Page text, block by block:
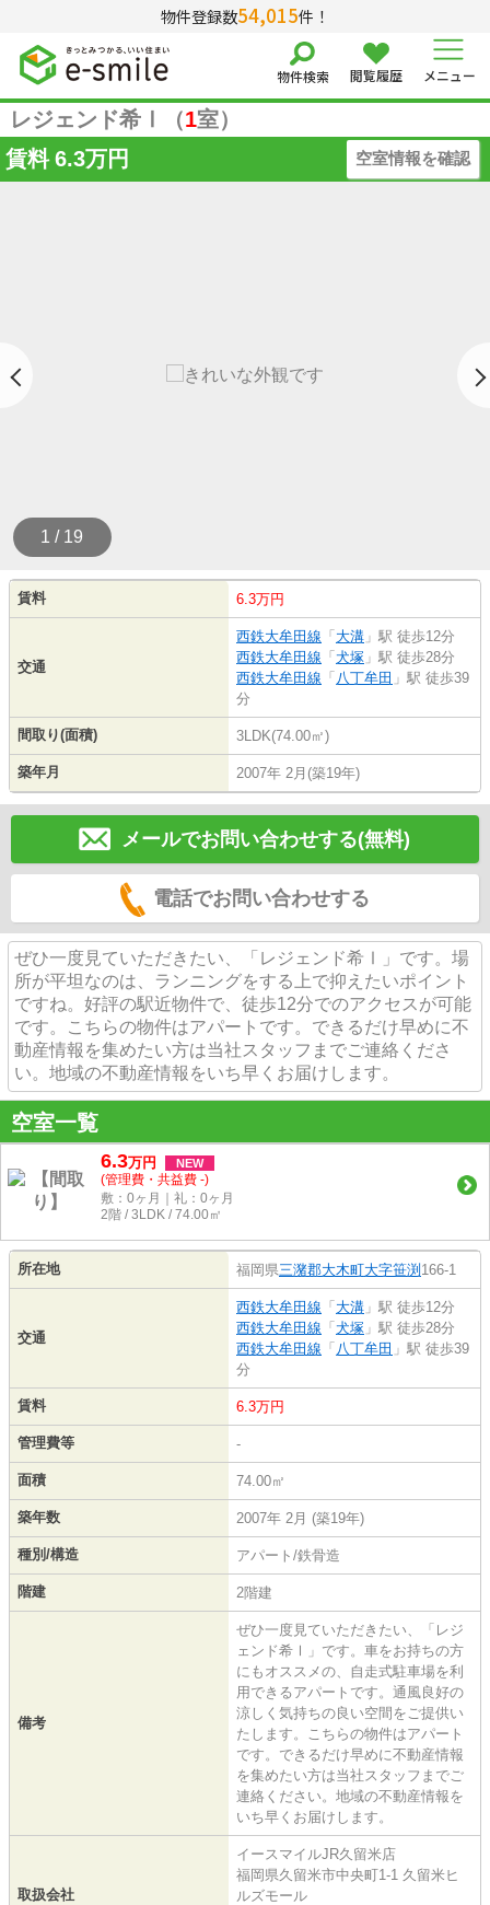
物件登録数54,015件！
物件検索 閲覧履歴 メニュー
レジェンド希Ⅰ（1室）
賃料 6.3万円 空室情報を確認
1 / 19
賃料 6.3万円
交通
西鉄大牟田線 「 大溝 」駅 徒歩12分
西鉄大牟田線 「 犬塚 」駅 徒歩28分
西鉄大牟田線 「 八丁牟田 」駅 徒歩39
分
間取り(面積) 3LDK(74.00㎡)
築年月 2007年 2月(築19年)
メールでお問い合わせする(無料)
電話でお問い合わせする
ぜひ一度見ていただきたい、「レジェンド希Ⅰ」です。場
所が平坦なのは、ランニングをする上で抑えたいポイント
ですね。好評の駅近物件で、徒歩12分でのアクセスが可能
です。こちらの物件はアパートです。できるだけ早めに不
動産情報を集めたい方は当社スタッフまでご連絡くださ
い。地域の不動産情報をいち早くお届けします。
空室一覧
6.3万円 NEW
(管理費・共益費 -)
敷：0ヶ月｜礼：0ヶ月
2階 / 3LDK / 74.00㎡
所在地 福岡県三潴郡大木町大字笹渕 166-1
交通
西鉄大牟田線 「 大溝 」駅 徒歩12分
西鉄大牟田線 「 犬塚 」駅 徒歩28分
西鉄大牟田線 「 八丁牟田 」駅 徒歩39
分
賃料 6.3万円
管理費等 -
面積 74.00㎡
築年数 2007年 2月 (築19年)
種別/構造 アパート/鉄骨造
階建 2階建
備考
ぜひ一度見ていただきたい、「レジ
ェンド希Ⅰ」です。車をお持ちの方
にもオススメの、自走式駐車場を利
用できるアパートです。通風良好の
涼しく気持ちの良い空間をご提供い
たします。こちらの物件はアパート
です。できるだけ早めに不動産情報
を集めたい方は当社スタッフまでご
連絡ください。地域の不動産情報を
いち早くお届けします。
取扱会社
イースマイルJR久留米店
福岡県久留米市中央町1-1 久留米ヒ
ルズモール